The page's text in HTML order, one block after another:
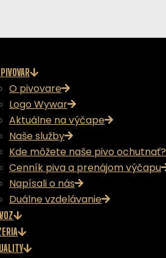
O pivovare
Logo Wywar
Aktuálne na výčape
Naše služby
Kde môžete naše pivo ochutnať?
Cenník piva a prenájom výčapu
Napísali o nás
Duálne vzdelávanie